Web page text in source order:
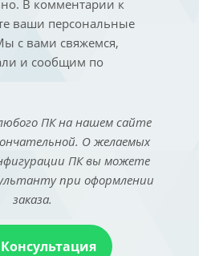
В комментарии к
ваши персональные
с вами свяжемся,
и сообщим по
ПК на нашем сайте
О желаемых
ПК вы можете
при оформлении
заказа.
Консультация